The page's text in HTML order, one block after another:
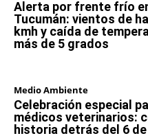
Alerta por frente frío
Tucumán: vientos de
kmh y caída de
más de 5 grados
Medio Ambiente
Celebración especial
médicos veterinarios:
historia detrás del 6